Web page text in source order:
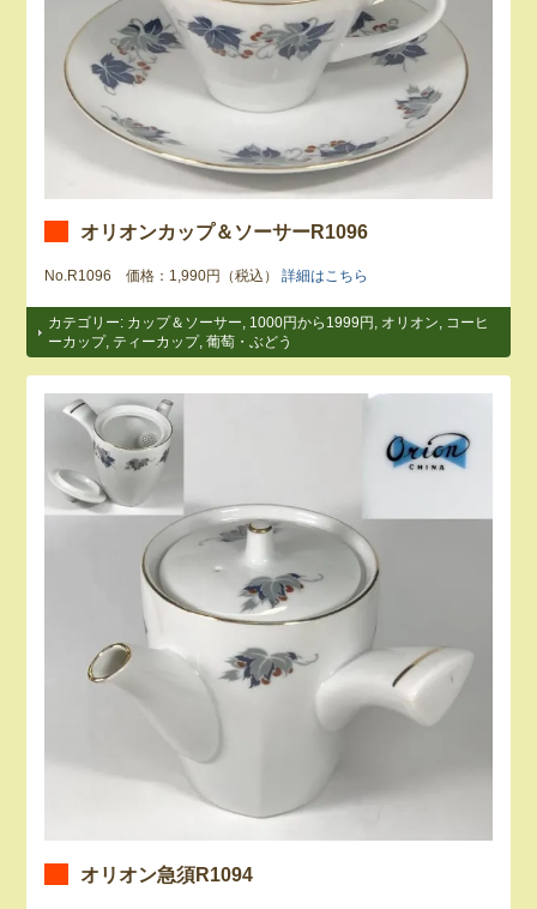
オリオンカップ＆ソーサーR1096
No.R1096 価格：1,990円（税込）詳細はこちら
カテゴリー: カップ＆ソーサー 1000円から1999円 オリオン
コーヒ
ーカップ ティーカップ ,葡萄・ぶどう
オリオン急須R1094